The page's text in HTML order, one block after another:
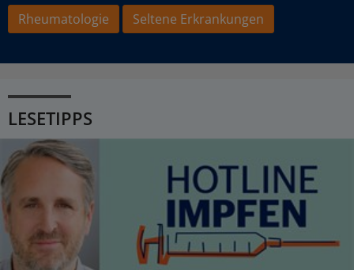
Rheumatologie
Seltene Erkrankungen
LESETIPPS